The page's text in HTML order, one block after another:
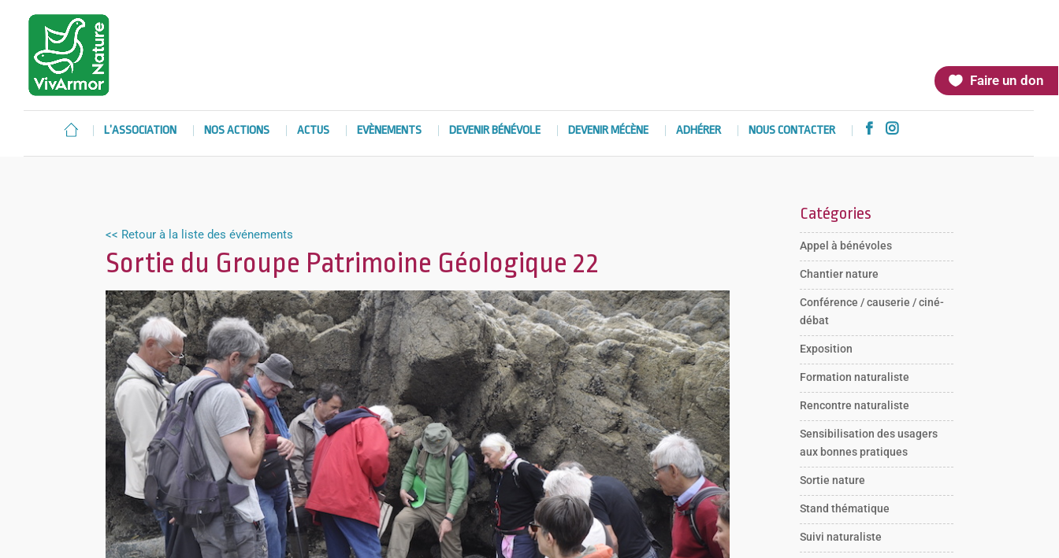
Faire un don
L’ASSOCIATION NOS ACTIONS ACTUS EVÈNEMENTS DEVENIR BÉNÉVOLE DEVENIR MÉCÈNE ADHÉRER NOUS CONTACTER  
<< Retour à la liste des événements
Sortie du Groupe Patrimoine Géologique 22
Catégories
Appel à bénévoles
Chantier nature
Conférence / causerie / ciné-
débat
Exposition
Formation naturaliste
Rencontre naturaliste
Sensibilisation des usagers
aux bonnes pratiques
Sortie nature
Stand thématique
Suivi naturaliste